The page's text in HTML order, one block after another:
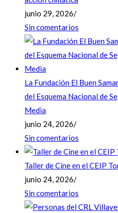
junio 29, 2026/
Sin comentarios
La Fundación El Buen
del Esquema Nacional de
Media
junio 24, 2026/
Sin comentarios
Taller de Cine en el CEIP
junio 24, 2026/
Sin comentarios